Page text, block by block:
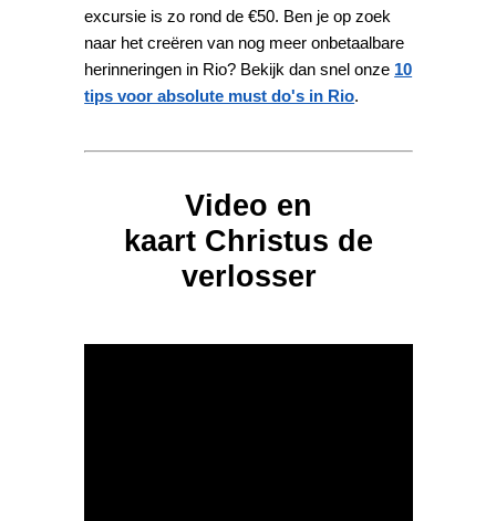
excursie is zo rond de €50. Ben je op zoek
naar het creëren van nog meer onbetaalbare
herinneringen in Rio? Bekijk dan snel onze 10
tips voor absolute must do's in Rio.
Video en
kaart Christus de
verlosser